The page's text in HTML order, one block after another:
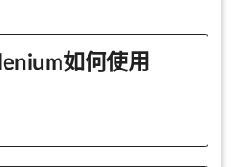
如何使用